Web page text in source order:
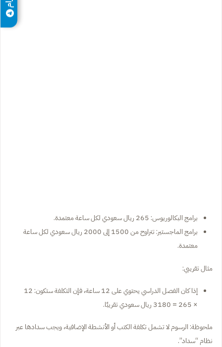
برامج البكالوريوس: 265 ريال سعودي لكل ساعة معتمدة.
برامج الماجستير: تتراوح من 1500 إلى 2000 ريال سعودي لكل ساعة
معتمدة.
مثال تقريبي:
إذا كان الفصل الدراسي يحتوي على 12 ساعة، فإن التكلفة ستكون: 12
× 265 = 3180 ريال سعودي تقريبًا.
ملحوظة: الرسوم لا تشمل تكلفة الكتب أو الأنشطة الإضافية، ويجب سدادها عبر
نظام “سداد”.